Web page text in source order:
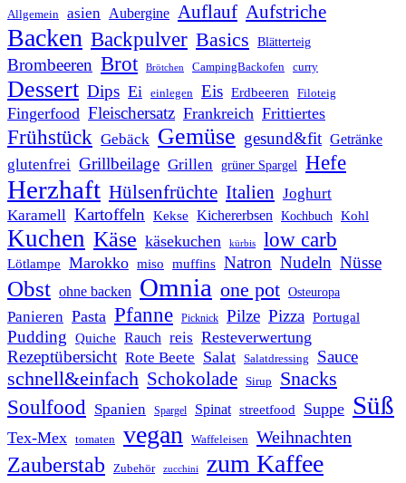
Allgemein asien Aubergine Auflauf Aufstriche
Backen Backpulver Basics Blätterteig
Brombeeren Brot Brötchen CampingBackofen curry
Dessert Dips Ei einlegen Eis Erdbeeren Filoteig
Fingerfood Fleischersatz Frankreich Frittiertes
Frühstück Gebäck Gemüse gesund&fit Getränke
glutenfrei Grillbeilage Grillen grüner Spargel Hefe
Herzhaft Hülsenfrüchte Italien Joghurt
Karamell Kartoffeln Kekse Kichererbsen Kochbuch Kohl
Kuchen Käse käsekuchen kürbis low carb
Lötlampe Marokko miso muffins Natron Nudeln Nüsse
Obst ohne backen Omnia one pot Osteuropa
Panieren Pasta Pfanne Picknick Pilze Pizza Portugal
Pudding Quiche Rauch reis Resteverwertung
Rezeptübersicht Rote Beete Salat Salatdressing Sauce
schnell&einfach Schokolade Sirup Snacks
Soulfood Spanien Spargel Spinat streetfood Suppe Süß
Tex-Mex tomaten vegan Waffeleisen Weihnachten
Zauberstab Zubehör zucchini zum Kaffee